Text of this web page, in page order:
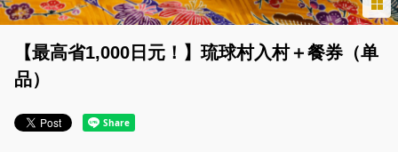
简体中文
繁體中文
【最高省1,000日元！】琉球村入村＋餐券（单
品）